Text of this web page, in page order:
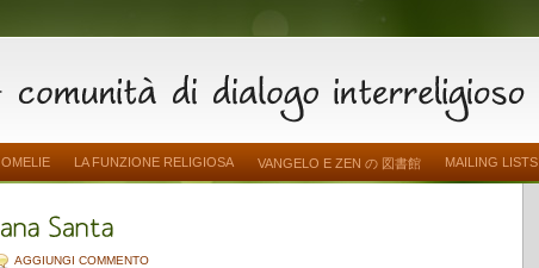
OMELIE LA FUNZIONE RELIGIOSA VANGELO E ZEN の 図書館 MAILING LISTS
AGGIUNGI COMMENTO